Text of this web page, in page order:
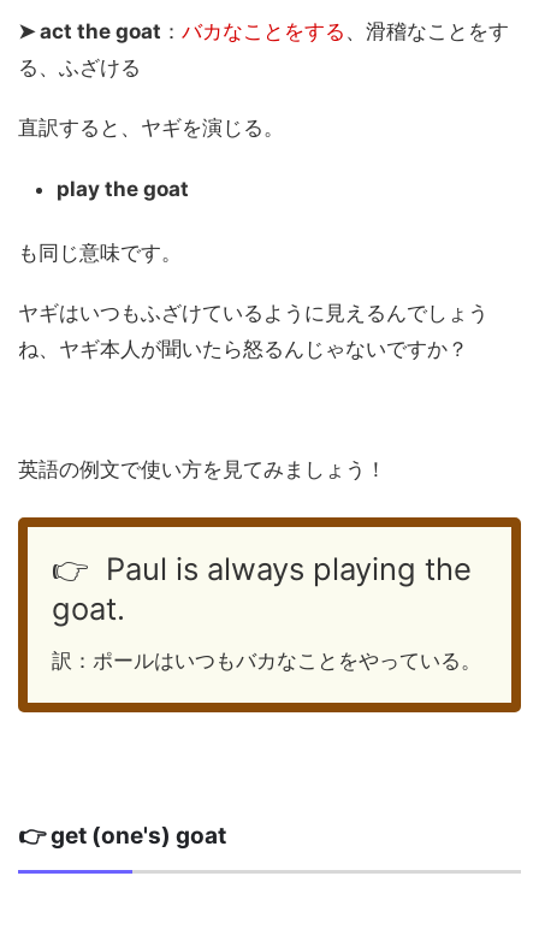
➤ act the goat ： バカなことをする 、滑稽なことをす
る、ふざける
直訳すると、ヤギを演じる。
play the goat
も同じ意味です。
ヤギはいつもふざけているように見えるんでしょう
ね、ヤギ本人が聞いたら怒るんじゃないですか？
英語の例文で使い方を見てみましょう！
👉 Paul is always playing the
goat.
訳：ポールはいつもバカなことをやっている。
👉 get (one's) goat